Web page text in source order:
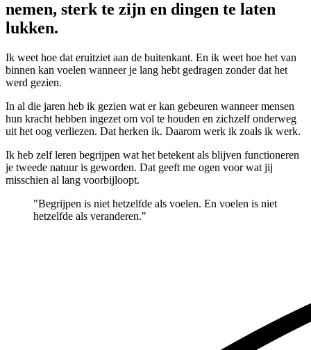
nemen, sterk te zijn en dingen te laten
lukken.
Ik weet hoe dat eruitziet aan de buitenkant. En ik weet hoe het van
binnen kan voelen wanneer je lang hebt gedragen zonder dat het
werd gezien.
In al die jaren heb ik gezien wat er kan gebeuren wanneer mensen
hun kracht hebben ingezet om vol te houden en zichzelf onderweg
uit het oog verliezen. Dat herken ik. Daarom werk ik zoals ik werk.
Ik heb zelf leren begrijpen wat het betekent als blijven functioneren
je tweede natuur is geworden. Dat geeft me ogen voor wat jij
misschien al lang voorbijloopt.
"Begrijpen is niet hetzelfde als voelen. En voelen is niet
hetzelfde als veranderen."